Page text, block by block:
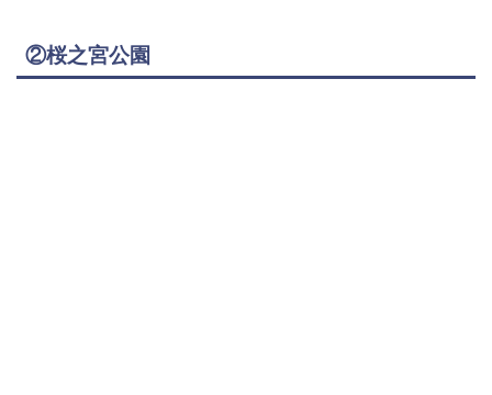
②桜之宮公園